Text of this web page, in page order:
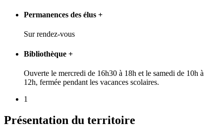
Permanences des élus +
Sur rendez-vous
Bibliothèque +
Ouverte le mercredi de 16h30 à 18h et le samedi de 10h à
12h, fermée pendant les vacances scolaires.
1
Présentation du territoire